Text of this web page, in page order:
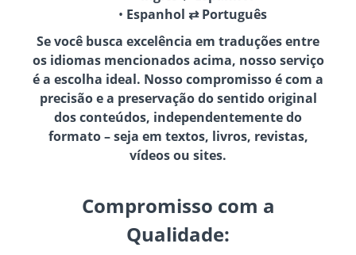
Espanhol ⇄ Português
Se você busca excelência em traduções entre
os idiomas mencionados acima, nosso serviço
é a escolha ideal. Nosso compromisso é com a
precisão e a preservação do sentido original
dos conteúdos, independentemente do
formato – seja em textos, livros, revistas,
vídeos ou sites.
Compromisso com a
Qualidade: